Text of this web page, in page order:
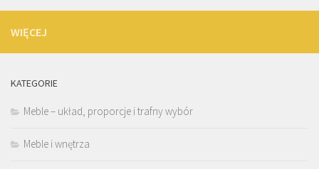
WIĘCEJ
KATEGORIE
Meble – układ, proporcje i trafny wybór
Meble i wnętrza